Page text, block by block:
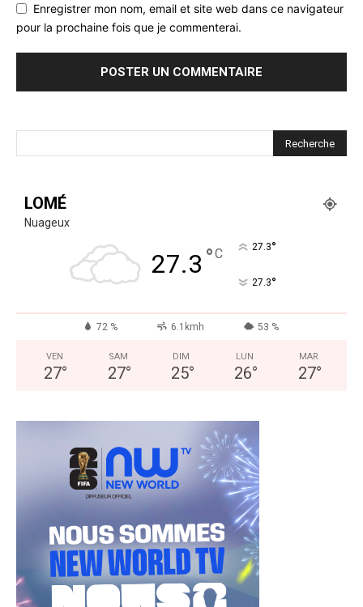
Enregistrer mon nom, email et site web dans ce navigateur
pour la prochaine fois que je commenterai.
LOMÉ
Nuageux
27.3 °C 27.3°
27.3°
72 % 6.1kmh 53 %
VEN
27°
SAM
27°
DIM
25°
LUN
26°
MAR
27°